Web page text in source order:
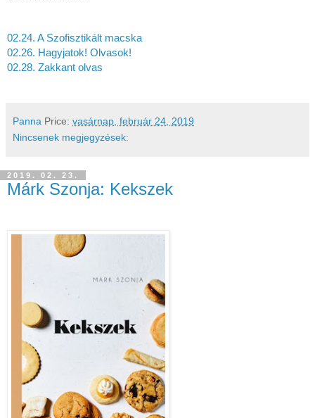
02.24. A Szofisztikált macska
02.26. Hagyjatok! Olvasok!
02.28. Zakkant olvas
Panna Price: vasárnap, február 24, 2019
Nincsenek megjegyzések:
2019. 02. 23.
Márk Szonja: Kekszek